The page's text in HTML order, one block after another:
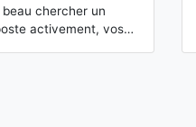
beau chercher un
activement, vos…